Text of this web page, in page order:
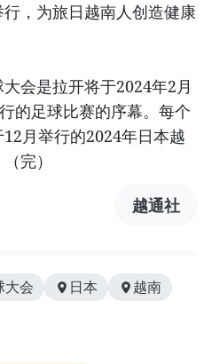
，为旅日越南人创造健康
会是拉开将于2024年2月
的足球比赛的序幕。每个
月举行的2024年日本越
完）
越通社
大会 日本 越南